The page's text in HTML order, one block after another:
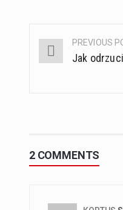
Post
PREVIOUS
Jak
2 COMMENTS